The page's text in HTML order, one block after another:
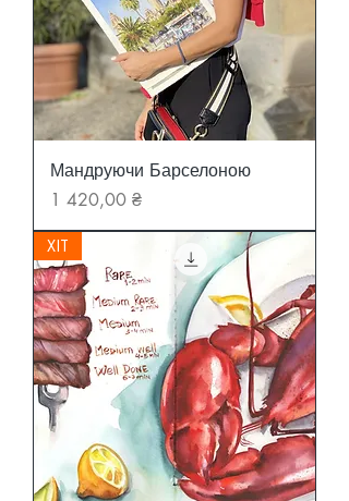
Мандруючи Барселоною
Ціна
1 420,00 ₴
ХІТ